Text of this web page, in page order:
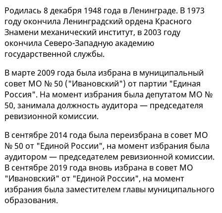
Родилась 8 декабря 1948 года в Ленинграде. В 1973
году окончила Ленинградский ордена Красного
Знамени механический институт, в 2003 году
окончила Северо-Западную академию
государственной службы.
В марте 2009 года была избрана в муниципальный
совет МО № 50 ("Ивановский") от партии "Единая
Россия". На момент избрания была депутатом МО №
50, занимала должность аудитора — председателя
ревизионной комиссии.
В сентябре 2014 года была переизбрана в совет МО
№ 50 от "Единой России", на момент избрания была
аудитором — председателем ревизионной комиссии.
В сентябре 2019 года вновь избрана в совет МО
"Ивановский" от "Единой России", на момент
избрания была заместителем главы муниципального
образования.